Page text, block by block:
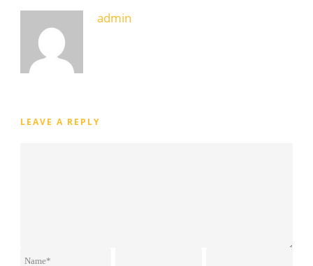
admin
LEAVE A REPLY